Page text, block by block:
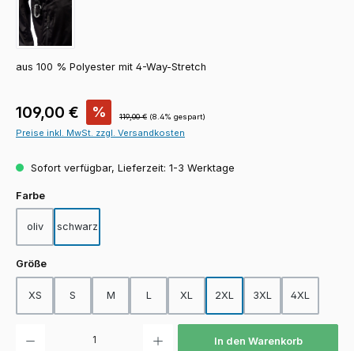
aus 100 % Polyester mit 4-Way-Stretch
Verkaufspreis:
109,00 € % Regulärer Preis:
119,00 € (8.4% gespart)
Preise inkl. MwSt. zzgl. Versandkosten
Sofort verfügbar, Lieferzeit: 1-3 Werktage
Farbeauswählen
oliv schwarz
Größeauswählen
XS S M L XL 2XL 3XL 4XL
In den Warenkorb